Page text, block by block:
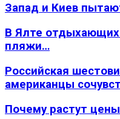
Запад и Киев
В Ялте отдыхающих
пляжи…
Российская
американцы
Почему растут